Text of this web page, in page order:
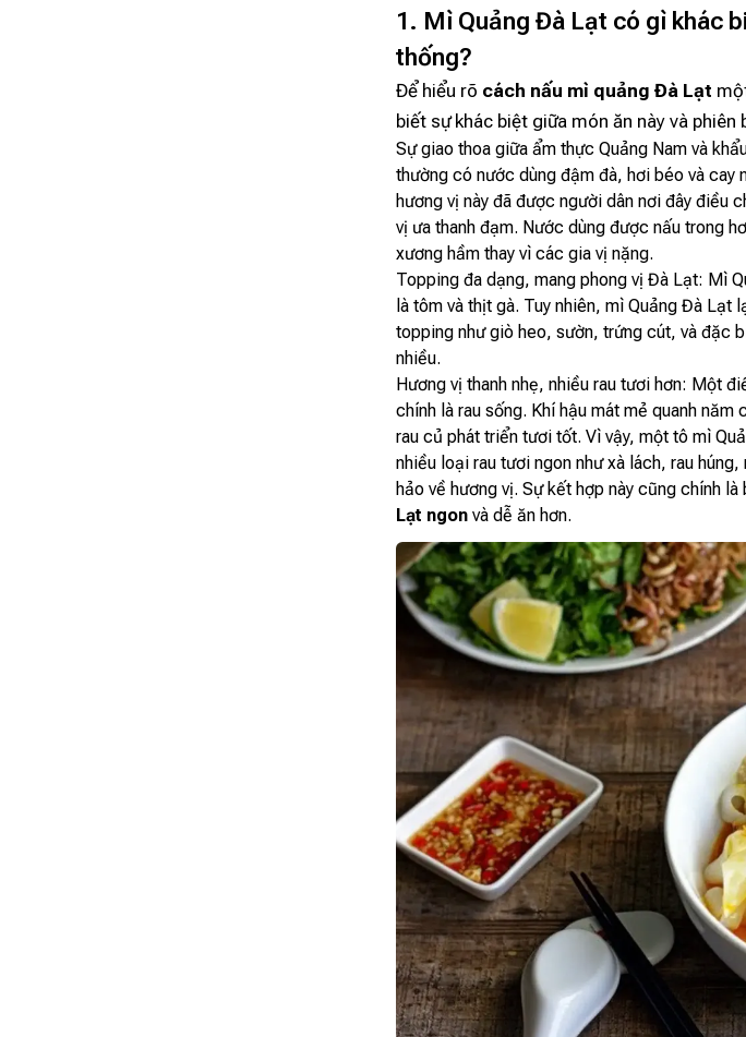
1. Mì Quảng Đà Lạt có gì khác
thống?
Để hiểu rõ cách nấu mì quảng Đà Lạt
biết sự khác biệt giữa món ăn này và phiên
Sự giao thoa giữa ẩm thực Quảng Nam và
thường có nước dùng đậm đà, hơi béo và cay
hương vị này đã được người dân nơi đây điều
vị ưa thanh đạm. Nước dùng được nấu trong
xương hầm thay vì các gia vị nặng.
Topping đa dạng, mang phong vị Đà Lạt: Mì
là tôm và thịt gà. Tuy nhiên, mì Quảng Đà
topping như giò heo, sườn, trứng cút, và đặc
nhiều.
Hương vị thanh nhẹ, nhiều rau tươi hơn: Một
chính là rau sống. Khí hậu mát mẻ quanh
rau củ phát triển tươi tốt. Vì vậy, một tô mì
nhiều loại rau tươi ngon như xà lách, rau
hảo về hương vị. Sự kết hợp này cũng chính
Lạt ngon và dễ ăn hơn.